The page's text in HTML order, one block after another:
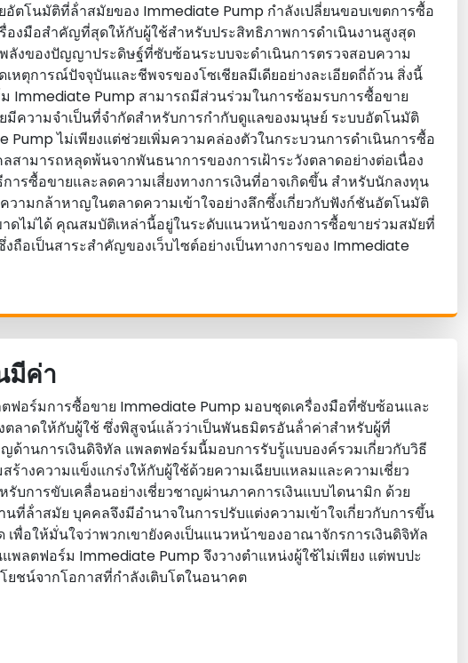
อัตโนมัติที่ล้ําสมัยของ Immediate Pump กําลังเปลี่ยนขอบเขตการซื้อ
องมือสําคัญที่สุดให้กับผู้ใช้สําหรับประสิทธิภาพการดําเนินงานสูงสุด
ลังของปัญญาประดิษฐ์ที่ซับซ้อนระบบจะดําเนินการตรวจสอบความ
หตุการณ์ปัจจุบันและชีพจรของโซเชียลมีเดียอย่างละเอียดถี่ถ้วน สิ่งนี้
Immediate Pump สามารถมีส่วนร่วมในการซ้อมรบการซื้อขาย
มีความจําเป็นที่จํากัดสําหรับการกํากับดูแลของมนุษย์ ระบบอัตโนมัติ
Pump ไม่เพียงแต่ช่วยเพิ่มความคล่องตัวในกระบวนการดําเนินการซื้อ
สามารถหลุดพ้นจากพันธนาการของการเฝ้าระวังตลาดอย่างต่อเนื่อง
ารซื้อขายและลดความเสี่ยงทางการเงินที่อาจเกิดขึ้น สําหรับนักลงทุน
วามกล้าหาญในตลาดความเข้าใจอย่างลึกซึ้งเกี่ยวกับฟังก์ชันอัตโนมัติ
าดไม่ได้ คุณสมบัติเหล่านี้อยู่ในระดับแนวหน้าของการซื้อขายร่วมสมัยที่
ถือเป็นสาระสําคัญของเว็บไซต์อย่างเป็นทางการของ Immediate
มีค่า
ตฟอร์มการซื้อขาย Immediate Pump มอบชุดเครื่องมือที่ซับซ้อนและ
ตลาดให้กับผู้ใช้ ซึ่งพิสูจน์แล้วว่าเป็นพันธมิตรอันล้ําค่าสําหรับผู้ที่
ญด้านการเงินดิจิทัล แพลตฟอร์มนี้มอบการรับรู้แบบองค์รวมเกี่ยวกับวิธี
ร้างความแข็งแกร่งให้กับผู้ใช้ด้วยความเฉียบแหลมและความเชี่ยว
รับการขับเคลื่อนอย่างเชี่ยวชาญผ่านภาคการเงินแบบไดนามิก ด้วย
นที่ล้ําสมัย บุคคลจึงมีอํานาจในการปรับแต่งความเข้าใจเกี่ยวกับการขึ้น
เพื่อให้มั่นใจว่าพวกเขายังคงเป็นแนวหน้าของอาณาจักรการเงินดิจิทัล
พลตฟอร์ม Immediate Pump จึงวางตําแหน่งผู้ใช้ไม่เพียง แต่พบปะ
ยชน์จากโอกาสที่กําลังเติบโตในอนาคต